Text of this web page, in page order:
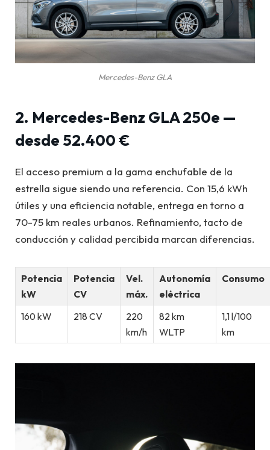
Mercedes-Benz GLA
2. Mercedes-Benz GLA 250e —
desde 52.400 €
El acceso premium a la gama enchufable de la
estrella sigue siendo una referencia. Con 15,6 kWh
útiles y una eficiencia notable, entrega en torno a
70-75 km reales urbanos. Refinamiento, tacto de
conducción y calidad percibida marcan diferencias.
Potencia
kW
Potencia
CV
Vel.
máx.
Autonomía
eléctrica
Consumo
160 kW 218 CV
220
km/h
82 km
WLTP
1,1 l/100
km